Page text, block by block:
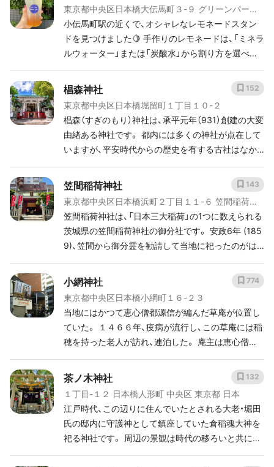
ょう！
東京都中央区日本橋大伝馬町３-９ グリーンパーク
日本橋 1F
小伝馬町駅の近くで、オシャレなレモネードスタン
ドを見つけました🍋 手作りのレモネードは、「ミネラ
ルウォーター」または「炭酸水」から割り方を選べま
て次の神社へと向かいました。どうやら、この辺りで
働いている人も意外と「日本橋七福神」のことを知ら
ないようです🤔 炎天下で脱水症状になりかけていた
ので、ちょうど良いタイミングでレモネードスタン
ドに出会えてHAPPYな気分になりました😂(単純w)
椙森神社
東京都中央区日本橋堀留町１丁目１０-２
椙森（すぎのもり）神社は、承平元年（931）創建の大変
由緒ある神社です。 都内には多くの神社が点在して
いますが、平安時代からの歴史を有する古社はなか
と共に「江戸三森」の1つに数えられ、多くの大名や歴
史的著名人も参拝しに訪れたことで知られていま
す。 宝くじ当選のご利益があるそうで、境内には高
額当選を祈願する多くの絵馬が奉納されていまし
た。 また、こちらの神社には七福神の「恵比寿さま」
が祀られています。 恵比寿さまは、七福神の中で唯
一日本の神様です。 大きな鯛と釣竿を持った姿は、
見た目からして縁起が良いのが分かりますね。
152
笠間稲荷神社
東京都中央区日本橋浜町２丁目１１-６ 笠間稲荷神
社
笠間稲荷神社は、「日本三大稲荷」の1つに数えられる
茨城県の笠間稲荷神社の御分社です。 安政6年 (185
9)、笠間から御分霊を勧請して当地に祀ったのがは
ことから、参拝に訪れる人と幸運を授かるといわれ
ています。 ちょうど人生の岐路に立っている方や良
い方向へと軌道修正したい方は、開運祈願してみる
と良いかもしれませんね。
143
小網神社
東京都中央区日本橋小網町１６-２３
当地にはかつて恵心僧都源信が編んだ草庵が位置し
ていた。 １４６６年、疫病が流行し、この草庵には稲
穂を持った老人が訪れ、連泊した。 庵主は恵心僧都
病は退散する」というお告げを聞いた。 翌朝、老人の
姿はなかった。 稲荷神を祀る神社を建立すると、疫
病も収束したという。 領主の太田道灌もこの話を聞
き、土地を寄進し、折に触れて参詣した。 明治時代、
神仏分離により、別当寺「萬福寿寺」（廃寺）から分
離。 １８７３年、近代社格制度における「村社」とな
った。 １９２３年、関東大震災により被災。 １９２
774
茶ノ木神社
１丁目-１２ 日本橋人形町 中央区 東京都 日本
江戸時代、この辺りに住んでいたとされる大老・堀田
氏の邸内に守護神として鎮座していた倉稲魂大神を
祀る神社です。 周辺の景観は時代の移ろいと共に姿
132